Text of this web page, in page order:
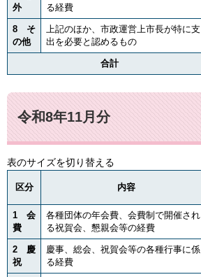
外
る経費
8 そ
の他
上記のほか、市政運営上市長が特に支
出を必要と認めるもの
合計
令和8年11月分
表のサイズを切り替える
区分 内容
1 会
費
各種団体の年会費、会費制で開催され
る祝賀会、懇親会等の経費
2 慶
祝
慶事、総会、祝賀会等の各種行事に係
る経費